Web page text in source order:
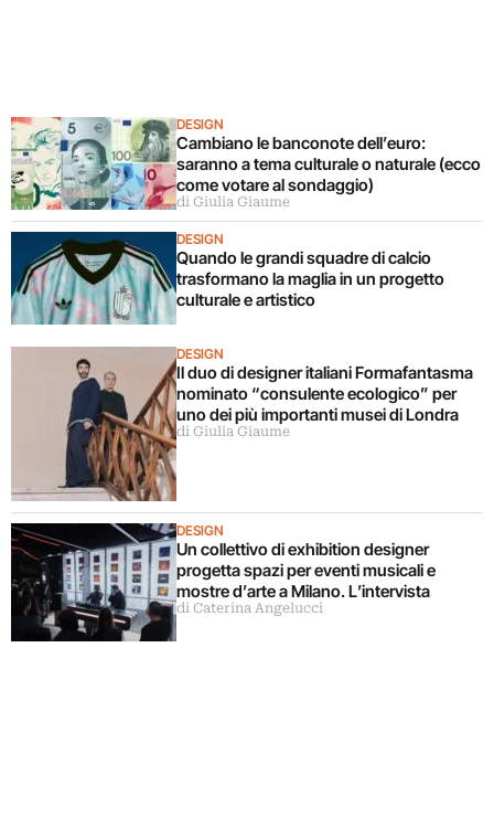
DESIGN
Cambiano le banconote dell’euro:
saranno a tema culturale o naturale (ecco
come votare al sondaggio)
di Giulia Giaume
DESIGN
Quando le grandi squadre di calcio
trasformano la maglia in un progetto
culturale e artistico
DESIGN
Il duo di designer italiani Formafantasma
nominato “consulente ecologico” per
uno dei più importanti musei di Londra
di Giulia Giaume
DESIGN
Un collettivo di exhibition designer
progetta spazi per eventi musicali e
mostre d’arte a Milano. L’intervista
di Caterina Angelucci